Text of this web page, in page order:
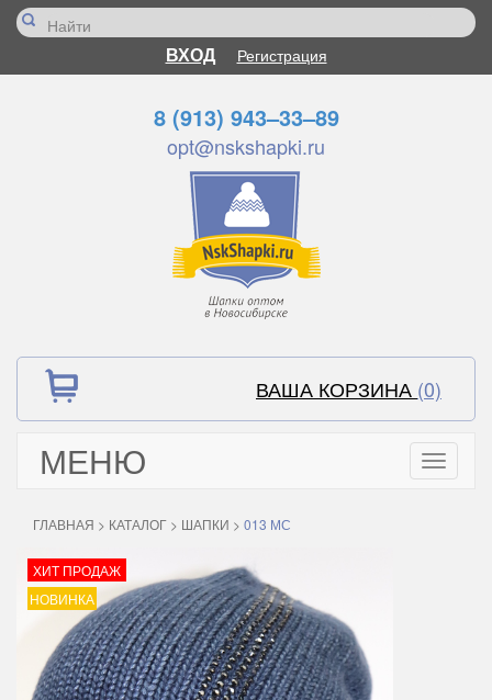
ВХОД Регистрация
8 (913) 943–33–89
opt@nskshapki.ru
ВАША КОРЗИНА (0)
МЕНЮ
Toggle
ГЛАВНАЯ > КАТАЛОГ > ШАПКИ > 013 МС
ХИТ ПРОДАЖ
НОВИНКА